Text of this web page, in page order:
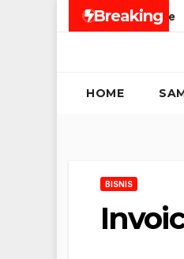
Breaking
Media Kreatif Online
HOME
BISNIS